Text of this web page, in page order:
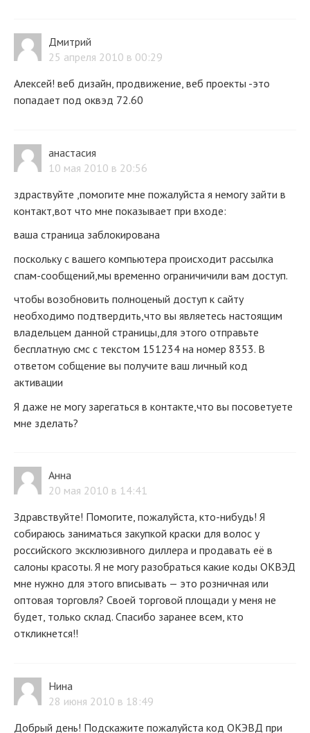
Дмитрий
25 апреля 2010 в 00:29
Алексей! веб дизайн, продвижение, веб проекты -это
попадает под оквэд 72.60
анастасия
10 мая 2010 в 20:56
здраствуйте ,помогите мне пожалуйста я немогу зайти в
контакт,вот что мне показывает при входе:
ваша страница заблокирована
поскольку с вашего компьютера происходит рассылка
спам-сообщений,мы временно ограничичили вам доступ.
чтобы возобновить полноценый доступ к сайту
необходимо подтвердить,что вы являетесь настоящим
владельцем данной страницы,для этого отправьте
бесплатную смс с текстом 151234 на номер 8353. В
ответом собщение вы получите ваш личный код
активации
Я даже не могу зарегаться в контакте,что вы посоветуете
мне зделать?
Анна
20 мая 2010 в 14:41
Здравствуйте! Помогите, пожалуйста, кто-нибудь! Я
собираюсь заниматься закупкой краски для волос у
российского эксклюзивного диллера и продавать её в
салоны красоты. Я не могу разобраться какие коды ОКВЭД
мне нужно для этого вписывать — это розничная или
оптовая торговля? Своей торговой площади у меня не
будет, только склад. Спасибо заранее всем, кто
откликнется!!
Нина
28 июня 2010 в 18:49
Добрый день! Подскажите пожалуйста код ОКЭВД при